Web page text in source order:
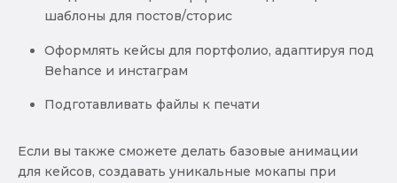
шаблоны для постов/сторис
Оформлять кейсы для портфолио, адаптируя под
Behance и инстаграм
Подготавливать файлы к печати
Если вы также сможете делать базовые анимации
для кейсов, создавать уникальные мокапы при